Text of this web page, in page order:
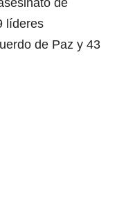
líderes
de Paz y 43